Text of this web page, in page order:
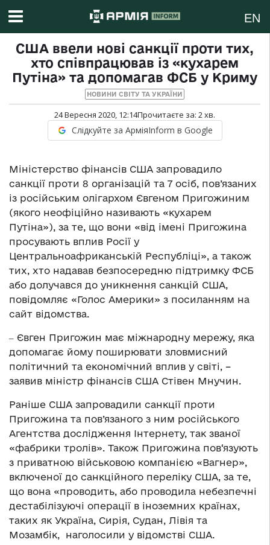
EN
США ввели нові санкції проти тих,
хто співпрацював із «кухарем
Путіна» та допомагав ФСБ у Криму
НОВИНИ СВІТУ ТА УКРАЇНИ
24 Вересня 2020, 12:14Прочитаєте за: 2хв.
Слідкуйте за АрміяInform в Google
Міністерство фінансів США запровадило
санкції проти 8 організацій та 7 осіб, пов’язаних
із російським олігархом Євгеном Пригожиним
(якого неофіційно називають «кухарем
Путіна»), за те, що вони «від імені Пригожина
просувають вплив Росії у
Центральноафриканській Республіці», а також
тих, хто надавав безпосередню підтримку ФСБ
або долучався до уникнення санкцій США,
повідомляє «Голос Америки» з посиланням на
сайт відомства.
‒ Євген Пригожин має міжнародну мережу, яка
допомагає йому поширювати зловмисний
політичний та економічний вплив у світі, –
заявив міністр фінансів США Стівен Мнучин.
Раніше США запровадили санкції проти
Пригожина та пов’язаного з ним російського
Агентства дослідження Інтернету, так званої
«фабрики тролів». Також Пригожина пов‘язують
з приватною військовою компанією «Вагнер»,
включеної до санкційного переліку США, за те,
що вона «проводить, або проводила небезпечні
дестабілізуючі операції в іноземних країнах,
таких як Україна, Сирія, Судан, Лівія та
Мозамбік, наголосили у відомстві США.